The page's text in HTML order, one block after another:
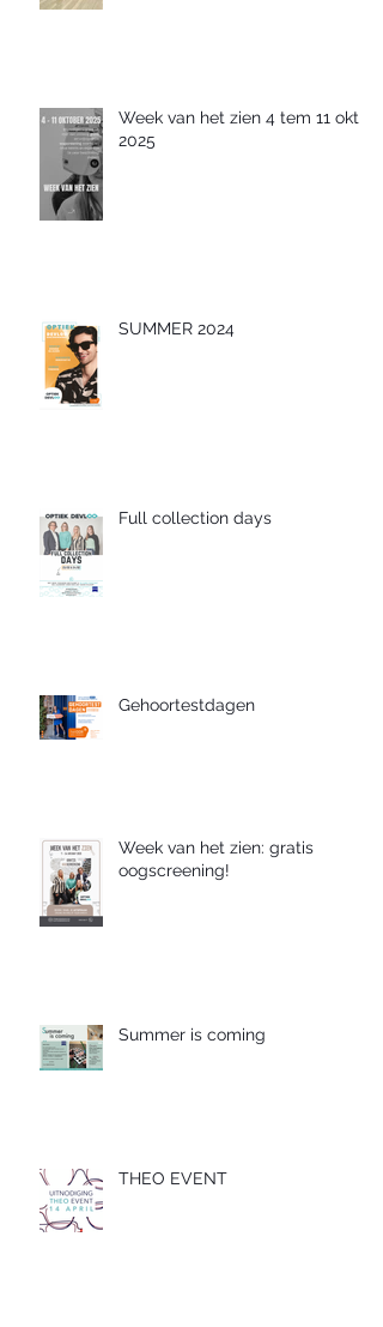
Week van het zien 4 tem 11 okt
2025
SUMMER 2024
Full collection days
Gehoortestdagen
Week van het zien: gratis
oogscreening!
Summer is coming
THEO EVENT